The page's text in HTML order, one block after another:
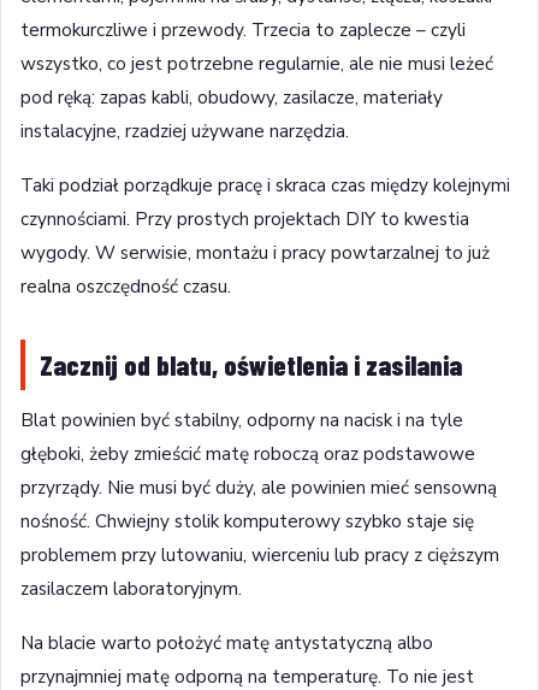
termokurczliwe i przewody. Trzecia to zaplecze – czyli
wszystko, co jest potrzebne regularnie, ale nie musi leżeć
pod ręką: zapas kabli, obudowy, zasilacze, materiały
instalacyjne, rzadziej używane narzędzia.
Taki podział porządkuje pracę i skraca czas między kolejnymi
czynnościami. Przy prostych projektach DIY to kwestia
wygody. W serwisie, montażu i pracy powtarzalnej to już
realna oszczędność czasu.
Zacznij od blatu, oświetlenia i zasilania
Blat powinien być stabilny, odporny na nacisk i na tyle
głęboki, żeby zmieścić matę roboczą oraz podstawowe
przyrządy. Nie musi być duży, ale powinien mieć sensowną
nośność. Chwiejny stolik komputerowy szybko staje się
problemem przy lutowaniu, wierceniu lub pracy z cięższym
zasilaczem laboratoryjnym.
Na blacie warto położyć matę antystatyczną albo
przynajmniej matę odporną na temperaturę. To nie jest